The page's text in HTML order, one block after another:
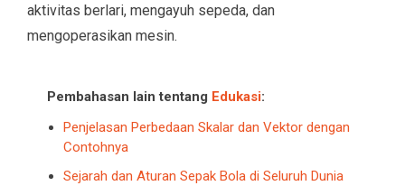
aktivitas berlari, mengayuh sepeda, dan
mengoperasikan mesin.
Pembahasan lain tentang Edukasi:
Penjelasan Perbedaan Skalar dan Vektor dengan
Contohnya
Sejarah dan Aturan Sepak Bola di Seluruh Dunia